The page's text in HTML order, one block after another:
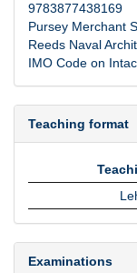
9783877438169
Pursey Merchant
Reeds Naval
IMO Code on
Teaching format
Examinations